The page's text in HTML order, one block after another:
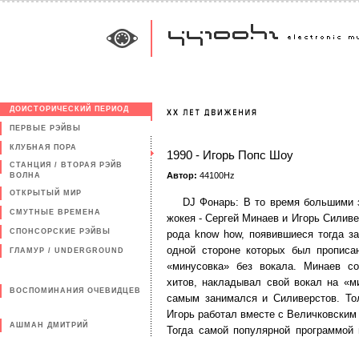
ДОИСТОРИЧЕСКИЙ ПЕРИОД
ПЕРВЫЕ РЭЙВЫ
КЛУБНАЯ ПОРА
СТАНЦИЯ / ВТОРАЯ РЭЙВ
ВОЛНА
ОТКРЫТЫЙ МИР
СМУТНЫЕ ВРЕМЕНА
СПОНСОРСКИЕ РЭЙВЫ
ГЛАМУР / UNDERGROUND
ВОСПОМИНАНИЯ ОЧЕВИДЦЕВ
АШМАН ДМИТРИЙ
1990 - Игорь Попс Шоу
Автор: 44100Hz
DJ Фонарь: В то время большими
жокея - Сергей Минаев и Игорь
рода know how, появившиеся тогда
одной стороне которых был
«минусовка» без вокала. Минаев
хитов, накладывал свой вокал на
самым занимался и Силиверстов.
Игорь работал вместе с
Тогда самой популярной